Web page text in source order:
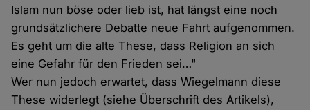
Islam nun böse oder lieb ist, hat längst eine noch
grundsätzlichere Debatte neue Fahrt aufgenommen.
Es geht um die alte These, dass Religion an sich
eine Gefahr für den Frieden sei…"
Wer nun jedoch erwartet, dass Wiegelmann diese
These widerlegt (siehe Überschrift des Artikels),